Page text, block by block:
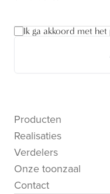
Ik ga akkoord met
Producten
Realisaties
Verdelers
Onze toonzaal
Contact